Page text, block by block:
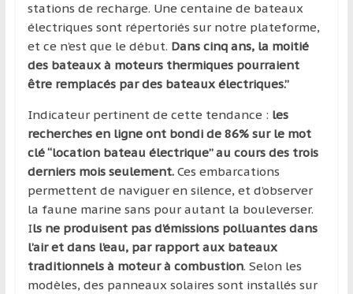
stations de recharge. Une centaine de bateaux
électriques sont répertoriés sur notre plateforme,
et ce n’est que le début. Dans cinq ans, la moitié
des bateaux à moteurs thermiques pourraient
être remplacés par des bateaux électriques.”
Indicateur pertinent de cette tendance : les
recherches en ligne ont bondi de 86% sur le mot
clé “location bateau électrique” au cours des trois
derniers mois seulement.Ces embarcations
permettent de naviguer en silence, et d’observer
la faune marine sans pour autant la bouleverser.
Ils ne produisent pas d’émissions polluantes dans
l’air et dans l’eau, par rapport aux bateaux
traditionnels à moteur à combustion. Selon les
modèles, des panneaux solaires sont installés sur